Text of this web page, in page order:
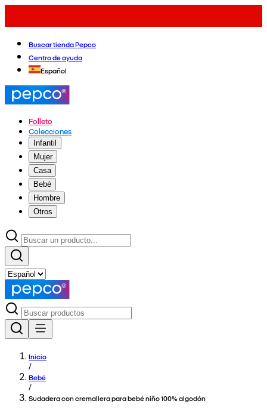
Buscar tienda Pepco
Centro de ayuda
Español
Folleto
Colecciones
Infantil
Mujer
Casa
Bebé
Hombre
Otros
Inicio
/
Bebé
/
Sudadera con cremallera para bebé niño 100% algodón